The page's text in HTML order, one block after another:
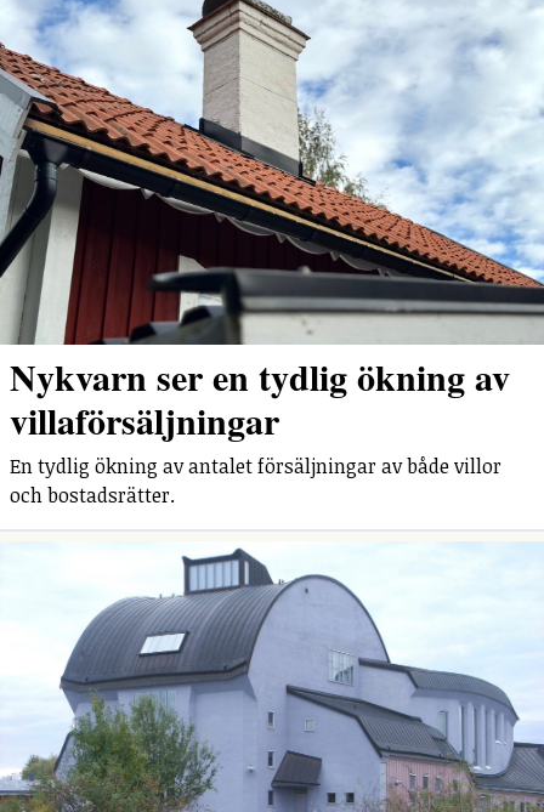
Nykvarn ser en tydlig ökning av
villaförsäljningar
En tydlig ökning av antalet försäljningar av både villor
och bostadsrätter.